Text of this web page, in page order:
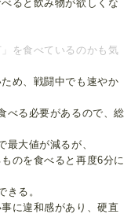
ると飲み物が欲しくな
を食べているのかも気
め、戦闘中でも速やか
べる必要があるので、総
最大値が減るが、
のを食べると再度6分に
きる。
に違和感があり、硬直